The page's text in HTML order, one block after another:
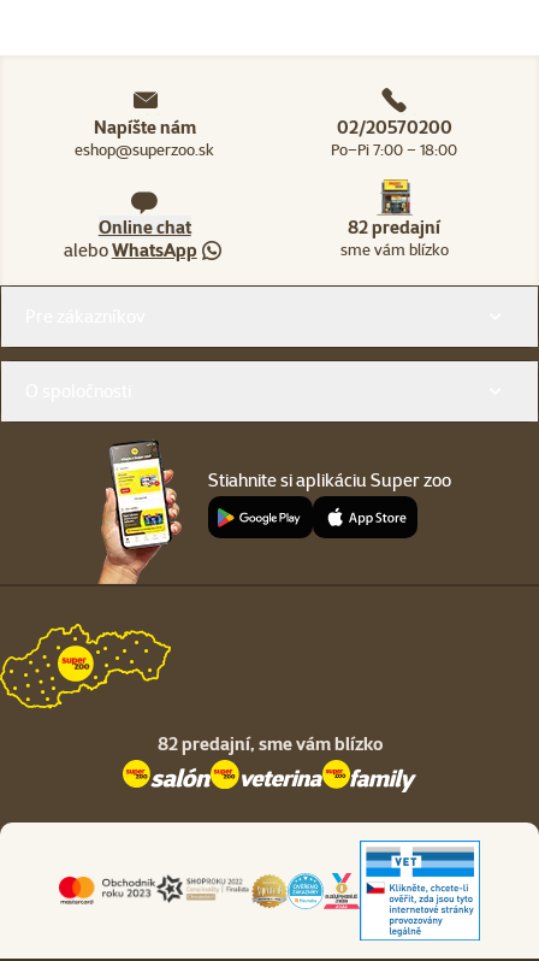
Napíšte nám
eshop@superzoo.sk
02/20570200
Po–Pi 7:00 – 18:00
Online chat
aleboWhatsApp
82 predajní
sme vám blízko
Stiahnite si aplikáciu Super zoo
82 predajní, sme vám blízko